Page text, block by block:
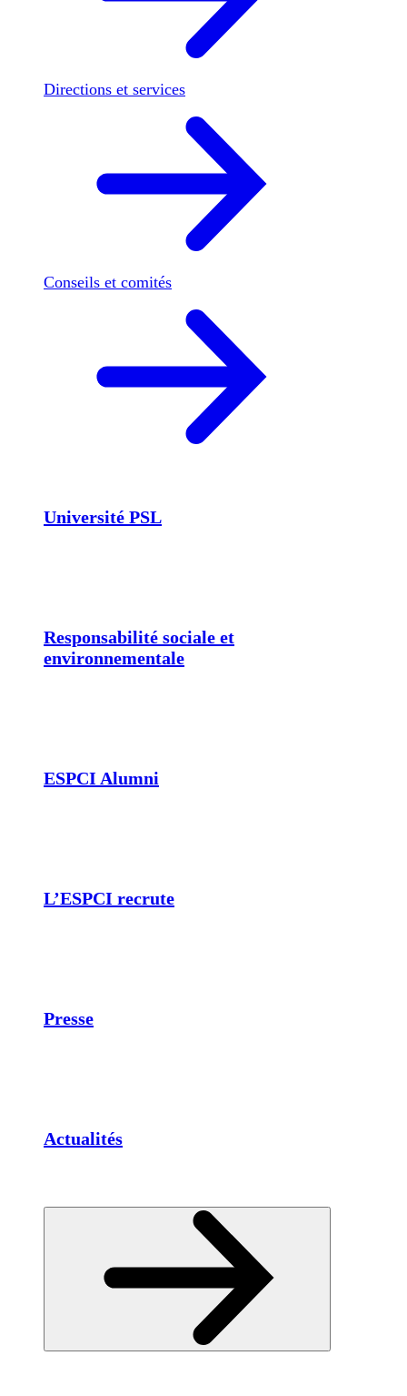
Directions et services
Conseils et comités
Université PSL
Responsabilité sociale et
environnementale
ESPCI Alumni
L’ESPCI recrute
Presse
Actualités